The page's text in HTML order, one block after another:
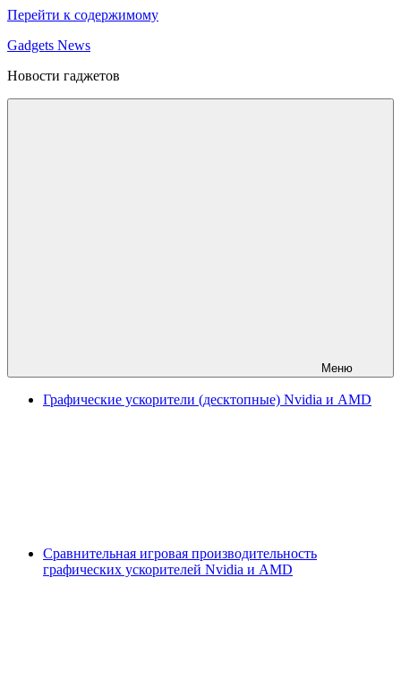
Перейти к содержимому
Gadgets News
Новости гаджетов
Меню
Графические ускорители (десктопные) Nvidia и AMD
Сравнительная игровая производительность
графических ускорителей Nvidia и AMD